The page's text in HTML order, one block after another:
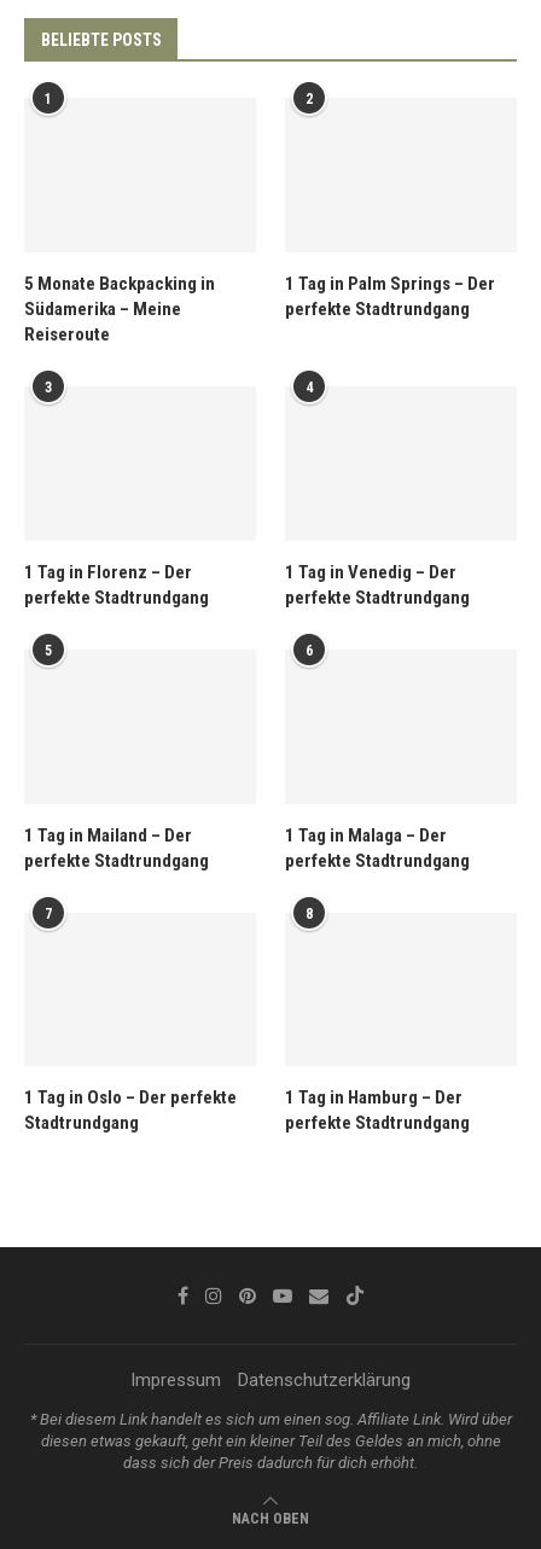
BELIEBTE POSTS
1
5 Monate Backpacking in
Südamerika – Meine
Reiseroute
2
1 Tag in Palm Springs – Der
perfekte Stadtrundgang
3
1 Tag in Florenz – Der
perfekte Stadtrundgang
4
1 Tag in Venedig – Der
perfekte Stadtrundgang
5
1 Tag in Mailand – Der
perfekte Stadtrundgang
6
1 Tag in Malaga – Der
perfekte Stadtrundgang
7
1 Tag in Oslo – Der perfekte
Stadtrundgang
8
1 Tag in Hamburg – Der
perfekte Stadtrundgang
Impressum Datenschutzerklärung
* Bei diesem Link handelt es sich um einen sog. Affiliate Link. Wird über
diesen etwas gekauft, geht ein kleiner Teil des Geldes an mich, ohne
dass sich der Preis dadurch für dich erhöht.
NACH OBEN